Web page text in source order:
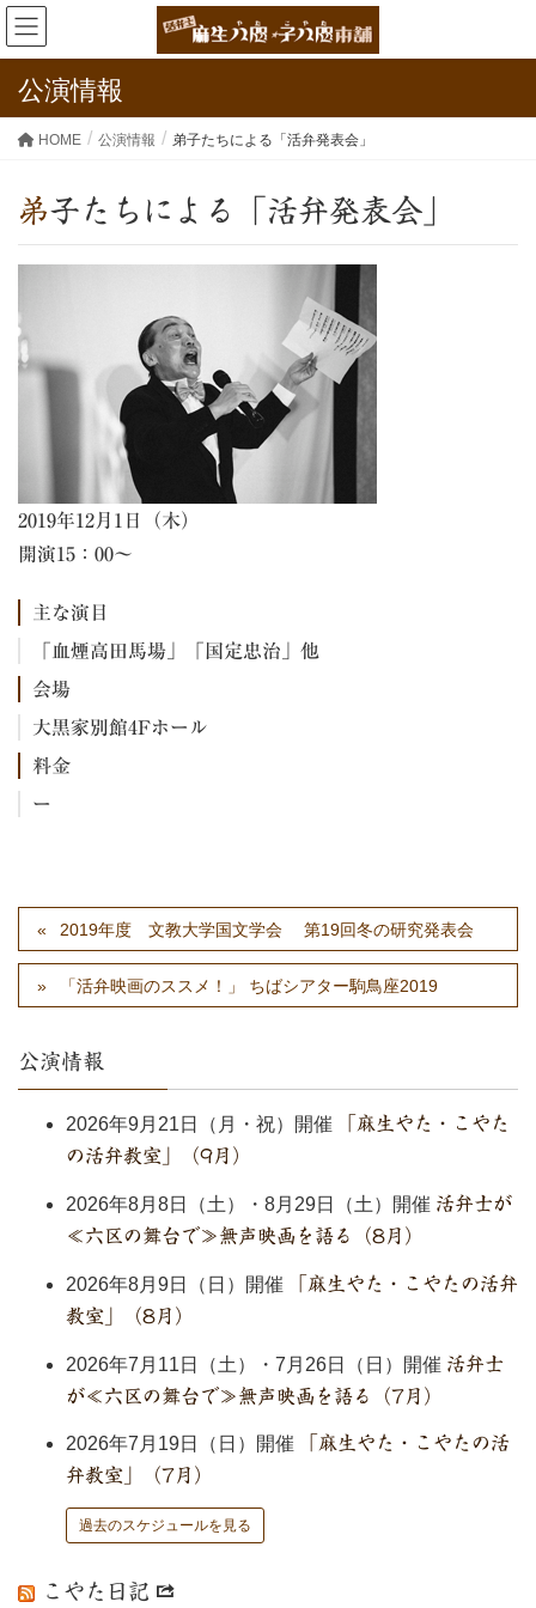
公演情報
HOME 公演情報 弟子たちによる「活弁発表会」
弟子たちによる「活弁発表会」
2019年12月1日（木）
開演15：00～
主な演目
「血煙高田馬場」「国定忠治」他
会場
大黒家別館4Fホール
料金
ー
2019年度 文教大学国文学会 第19回冬の研究発表会
「活弁映画のススメ！」 ちばシアター駒鳥座2019
公演情報
2026年9月21日（月・祝）開催
「麻生やた・こやた
の活弁教室」（9月）
2026年8月8日（土）・8月29日（土）開催 活弁士が
≪六区の舞台で≫無声映画を語る（8月）
2026年8月9日（日）開催
「麻生やた・こやたの活弁
教室」（8月）
2026年7月11日（土）・7月26日（日）開催 活弁士
が≪六区の舞台で≫無声映画を語る（7月）
2026年7月19日（日）開催
「麻生やた・こやたの活
弁教室」（7月）
過去のスケジュールを見る
こやた日記